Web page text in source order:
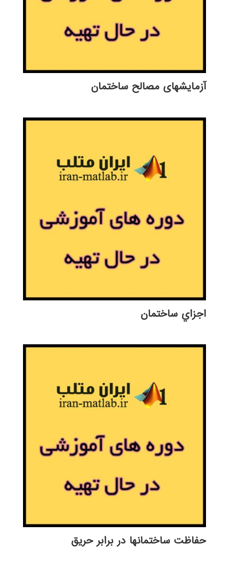
آزمايشهای مصالح ساختمان
اجزاي ساختمان
حفاظت ساختمانها در برابر حريق